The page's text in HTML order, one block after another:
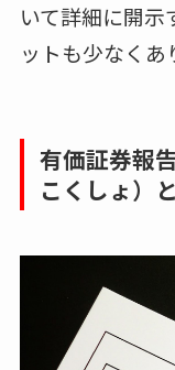
いて詳細に開示
ットも少なくあ
有価証券報
こくしょ）